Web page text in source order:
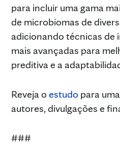
para incluir uma gama
de microbiomas de
adicionando técnicas de
mais avançadas para
preditiva e a
Reveja o estudo para
autores, divulgações e
###